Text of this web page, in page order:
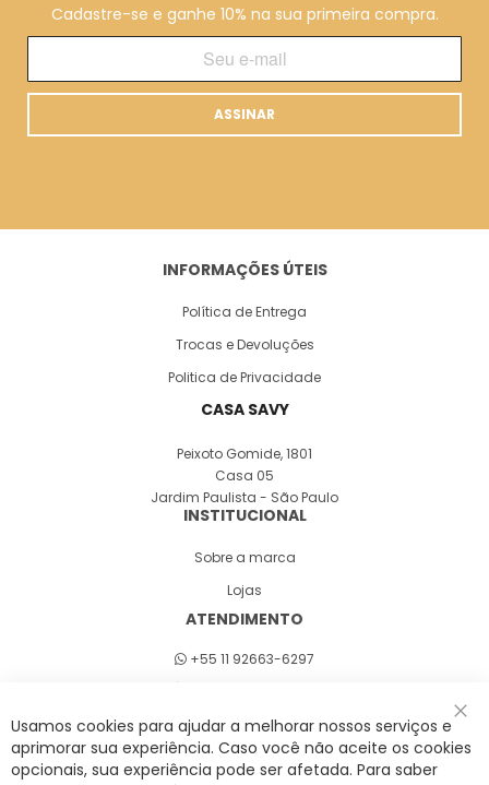
Cadastre-se e ganhe 10% na sua primeira compra.
ASSINAR
INFORMAÇÕES ÚTEIS
Política de Entrega
Trocas e Devoluções
Politica de Privacidade
CASA SAVY
Peixoto Gomide, 1801
Casa 05
Jardim Paulista - São Paulo
INSTITUCIONAL
Sobre a marca
Lojas
ATENDIMENTO
+55 11 92663-6297
A Savy é uma lifestyle brand. Uma marca que promove fluidez para viver
Usamos cookies para ajudar a melhorar nossos serviços e
aprimorar sua experiência. Caso você não aceite os cookies
opcionais, sua experiência pode ser afetada. Para saber